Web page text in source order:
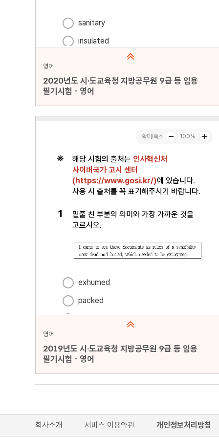
영어
2020년도 시·도교육청 지방공무원 9급 등 임용
필기시험 - 영어
문항수 : 20문항
미리보기
영어
2019년도 시·도교육청 지방공무원 9급 등 임용
필기시험 - 영어
문항수 : 20문항
회사소개 서비스 이용약관 개인정보처리방침